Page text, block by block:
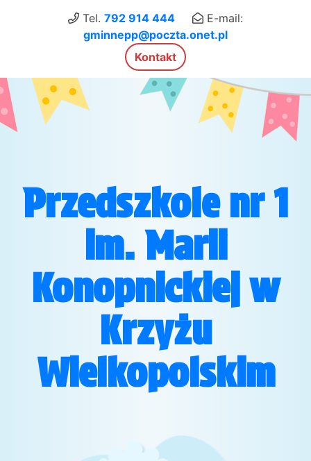
Tel. 792 914 444
E-mail:
gminnepp@poczta.onet.pl
Kontakt
Przedszkole nr 1
im. Marii
Konopnickiej w
Krzyżu
Wielkopolskim